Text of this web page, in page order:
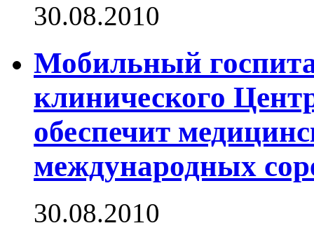
30.08.2010
Мобильный
клинического
обеспечит
международных
30.08.2010